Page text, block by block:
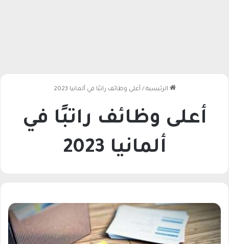
الرئيسية / أعلى وظائف راتبًا في ألمانيا 2023
أعلى وظائف راتبًا في
ألمانيا 2023